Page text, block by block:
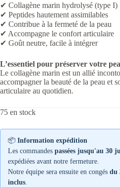
✔ Collagène marin hydrolysé (type I)
✔ Peptides hautement assimilables
✔ Contribue à la fermeté de la peau
✔ Accompagne le confort articulaire
✔ Goût neutre, facile à intégrer
L’essentiel pour préserver votre
Le collagène marin est un allié
accompagner la beauté de la peau et
articulaire au quotidien.
75 en stock
📦 Information expédition
Les commandes passées jusqu'au 30
expédiées avant notre fermeture.
Notre équipe sera ensuite en congés du
inclus